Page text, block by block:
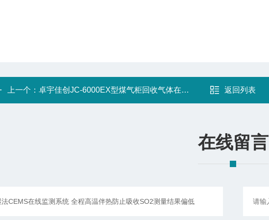
上一个： 卓宇佳创JC-6000EX型煤气柜回收气体在线分析系统 返回列表
在线留言